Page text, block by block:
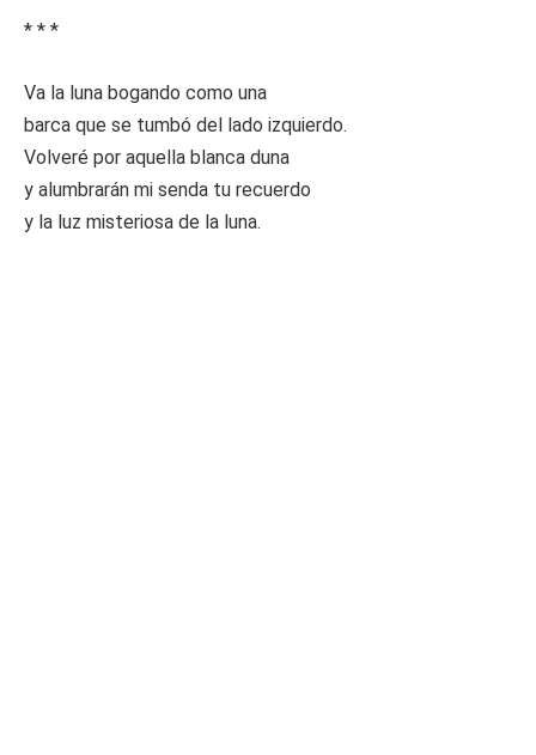
* * *
Va la luna bogando como una
barca que se tumbó del lado izquierdo.
Volveré por aquella blanca duna
y alumbrarán mi senda tu recuerdo
y la luz misteriosa de la luna.